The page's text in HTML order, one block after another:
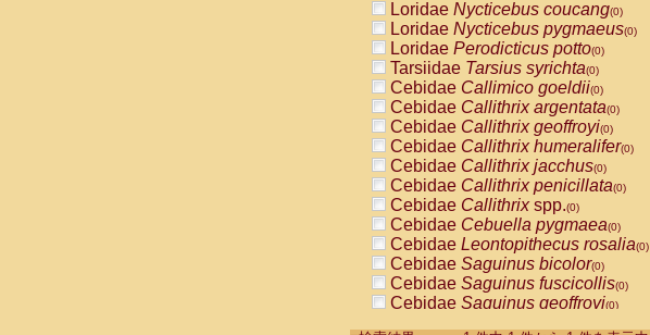
Loridae Nycticebus coucang(0)
Loridae Nycticebus pygmaeus(0)
Loridae Perodicticus potto(0)
Tarsiidae Tarsius syrichta(0)
Cebidae Callimico goeldii(0)
Cebidae Callithrix argentata(0)
Cebidae Callithrix geoffroyi(0)
Cebidae Callithrix humeralifer(0)
Cebidae Callithrix jacchus(0)
Cebidae Callithrix penicillata(0)
Cebidae Callithrixspp.(0)
Cebidae Cebuella pygmaea(0)
Cebidae Leontopithecus rosalia(0)
Cebidae Saguinus bicolor(0)
Cebidae Saguinus fuscicollis(0)
Cebidae Saguinus geoffroyi(0)